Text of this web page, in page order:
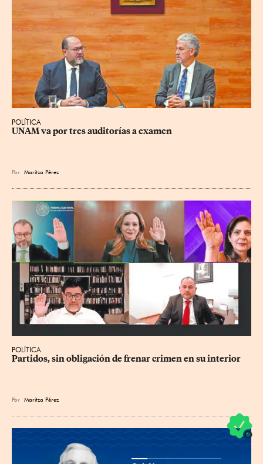
POLÍTICA
UNAM va por tres auditorías a examen
Por Maritza Pérez
POLÍTICA
Partidos, sin obligación de frenar crimen en su interior
Por Maritza Pérez